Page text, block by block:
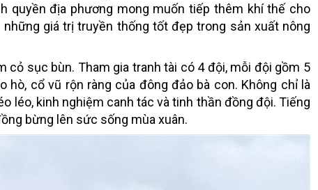
quyền địa phương mong muốn tiếp thêm khí thế cho
giá trị truyền thống tốt đẹp trong sản xuất nông
cỏ sục bùn. Tham gia tranh tài có 4 đội, mỗi đội gồm 5
hò, cổ vũ rộn ràng của đông đảo bà con. Không chỉ là
léo, kinh nghiệm canh tác và tinh thần đồng đội. Tiếng
bừng lên sức sống mùa xuân.